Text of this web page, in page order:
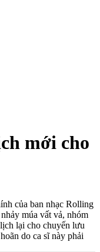
mới cho
của ban nhạc Rolling
múa vất vả, nhóm
lại cho chuyến lưu
do ca sĩ này phải